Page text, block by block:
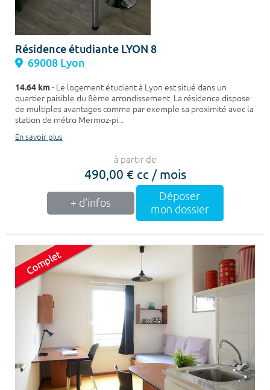
Résidence étudiante LYON 8
69008 Lyon
14.64 km- Le logement étudiant à Lyon est situé dans un
quartier paisible du 8ème arrondissement. La résidence dispose
de multiples avantages comme par exemple sa proximité avec la
station de métro Mermoz-pi...
En savoir plus
à partir de
490,00 € cc / mois
+ d'infos
Déposer
mon dossier